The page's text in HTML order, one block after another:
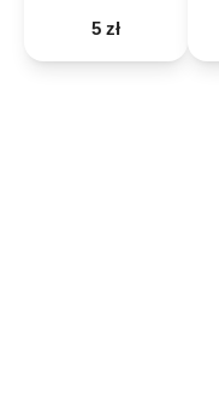
5 zł